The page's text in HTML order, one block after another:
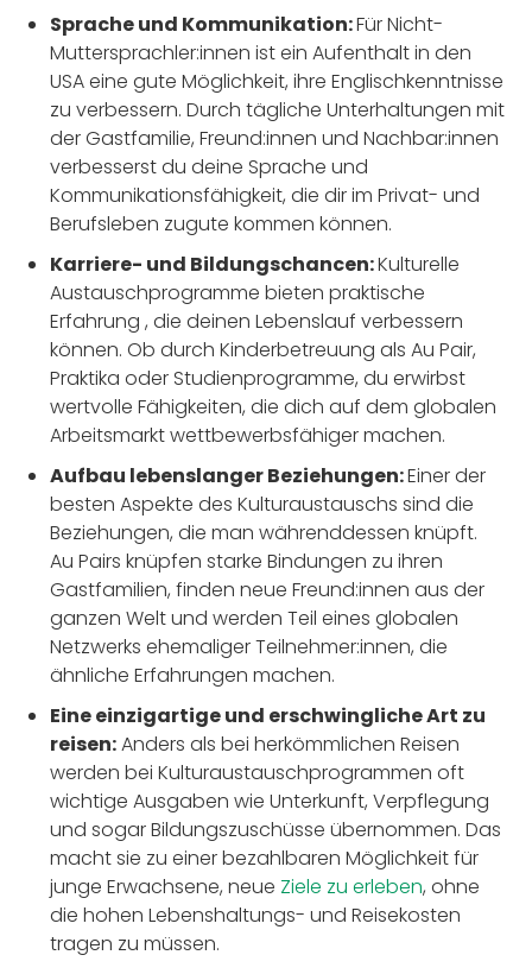
Sprache und Kommunikation:Für Nicht-
Muttersprachler:innen ist ein Aufenthalt in den
USA eine gute Möglichkeit, ihre Englischkenntnisse
zu verbessern. Durch tägliche Unterhaltungen mit
der Gastfamilie, Freund:innen und Nachbar:innen
verbesserst du deine Sprache und
Kommunikationsfähigkeit, die dir im Privat- und
Berufsleben zugute kommen können.
Karriere- und Bildungschancen:Kulturelle
Austauschprogramme bieten praktische
Erfahrung , die deinen Lebenslauf verbessern
können. Ob durch Kinderbetreuung als Au Pair,
Praktika oder Studienprogramme, du erwirbst
wertvolle Fähigkeiten, die dich auf dem globalen
Arbeitsmarkt wettbewerbsfähiger machen.
Aufbau lebenslanger Beziehungen:Einer der
besten Aspekte des Kulturaustauschs sind die
Beziehungen, die man währenddessen knüpft.
Au Pairs knüpfen starke Bindungen zu ihren
Gastfamilien, finden neue Freund:innen aus der
ganzen Welt und werden Teil eines globalen
Netzwerks ehemaliger Teilnehmer:innen, die
ähnliche Erfahrungen machen.
Eine einzigartige und erschwingliche Art zu
reisen:Anders als bei herkömmlichen Reisen
werden bei Kulturaustauschprogrammen oft
wichtige Ausgaben wie Unterkunft, Verpflegung
und sogar Bildungszuschüsse übernommen. Das
macht sie zu einer bezahlbaren Möglichkeit für
junge Erwachsene, neue Ziele zu erleben, ohne
die hohen Lebenshaltungs- und Reisekosten
tragen zu müssen.